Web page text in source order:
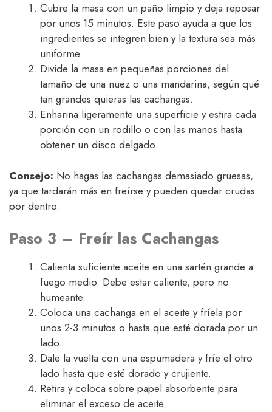
Cubre la masa con un paño limpio y deja reposar
por unos 15 minutos. Este paso ayuda a que los
ingredientes se integren bien y la textura sea más
uniforme.
Divide la masa en pequeñas porciones del
tamaño de una nuez o una mandarina, según qué
tan grandes quieras las cachangas.
Enharina ligeramente una superficie y estira cada
porción con un rodillo o con las manos hasta
obtener un disco delgado.
Consejo: No hagas las cachangas demasiado gruesas,
ya que tardarán más en freírse y pueden quedar crudas
por dentro.
Paso 3 – Freír las Cachangas
Calienta suficiente aceite en una sartén grande a
fuego medio. Debe estar caliente, pero no
humeante.
Coloca una cachanga en el aceite y fríela por
unos 2-3 minutos o hasta que esté dorada por un
lado.
Dale la vuelta con una espumadera y fríe el otro
lado hasta que esté dorado y crujiente.
Retira y coloca sobre papel absorbente para
eliminar el exceso de aceite.